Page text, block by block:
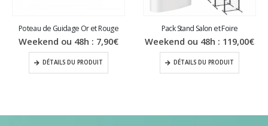
Poteau de Guidage Or et Rouge
Weekend ou 48h : 7,90€
DÉTAILS DU PRODUIT
Pack Stand Salon et Foire
Weekend ou 48h : 119,00€
DÉTAILS DU PRODUIT